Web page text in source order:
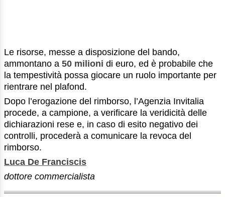
Le risorse, messe a disposizione del bando,
ammontano a 50 milioni di euro, ed è probabile che
la tempestività possa giocare un ruolo importante per
rientrare nel plafond.
Dopo l’erogazione del rimborso, l’Agenzia Invitalia
procede, a campione, a verificare la veridicità delle
dichiarazioni rese e, in caso di esito negativo dei
controlli, procederà a comunicare la revoca del
rimborso.
Luca De Franciscis
dottore commercialista